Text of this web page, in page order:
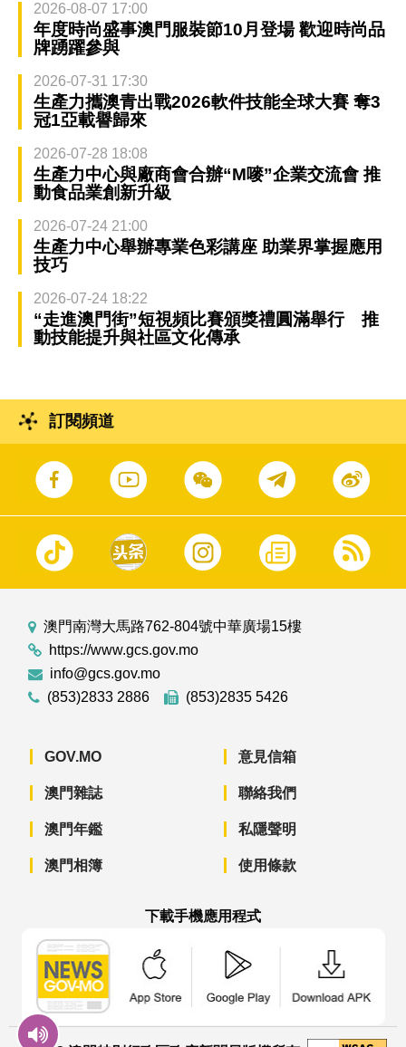
2026-08-07 17:00
年度時尚盛事澳門服裝節10月登場 歡迎時尚品
牌踴躍參與
2026-07-31 17:30
生產力攜澳青出戰2026軟件技能全球大賽 奪3
冠1亞載譽歸來
2026-07-28 18:08
生產力中心與廠商會合辦“M嘜”企業交流會 推
動食品業創新升級
2026-07-24 21:00
生產力中心舉辦專業色彩講座 助業界掌握應用
技巧
2026-07-24 18:22
“走進澳門街”短視頻比賽頒獎禮圓滿舉行 推
動技能提升與社區文化傳承
訂閱頻道
澳門南灣大馬路762-804號中華廣場15樓
https://www.gcs.gov.mo
info@gcs.gov.mo
(853)2833 2886
(853)2835 5426
GOV.MO
澳門雜誌
澳門年鑑
澳門相簿
意見信箱
聯絡我們
私隱聲明
使用條款
下載手機應用程式